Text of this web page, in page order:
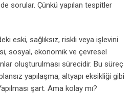
sorular. Çünkü yapılan tespitler
eski, sağlıksız, riskli veya işlevini
sosyal, ekonomik ve çevresel
oluşturulması sürecidir. Bu süreç
yapılaşma, altyapı eksikliği gibi
şart. Ama kolay mı?